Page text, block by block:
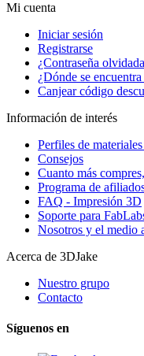
Mi cuenta
Iniciar sesión
Registrarse
¿Contraseña
¿Dónde se
Canjear código
Información de interés
Perfiles de
Consejos
Cuanto más
Programa de
FAQ - Impresión 3D
Soporte para
Nosotros y el medio
Acerca de 3DJake
Nuestro grupo
Contacto
Síguenos en